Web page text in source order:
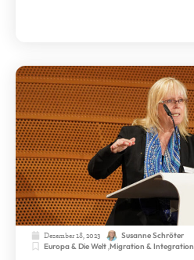
Dezember 18, 2023
Susanne Schröter
Europa & Die Welt,Migration & Integration